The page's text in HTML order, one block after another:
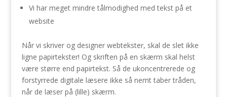
Vi har meget mindre tålmodighed med tekst på et
website
Når vi skriver og designer webtekster, skal de slet ikke
ligne papirtekster! Og skriften på en skærm skal helst
være større end papirtekst. Så de ukoncentrerede og
forstyrrede digitale læsere ikke så nemt taber tråden,
når de læser på (lille) skærm.